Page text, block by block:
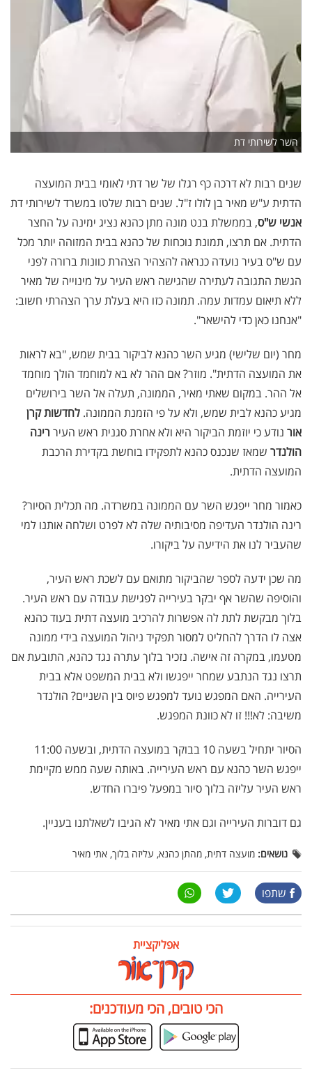
השר לשירותי דת
שנים רבות לא דרכה כף רגלו של שר דתי לאומי בבית המועצה
הדתית ע"ש מאיר בן לולו ז"ל. שנים רבות שלטו במשרד לשירותי דת
אנשי ש"ס, בממשלת בנט מונה מתן כהנא נציג ימינה על החצר
הדתית. אם תרצו, תמונת נוכחות של כהנא בבית המזוהה יותר מכל
עם ש"ס בעיר נועדה כנראה להצהיר הצהרת כוונות ברורה לפני
הגשת התגובה לעתירה שהגישה ראש העיר על מינוייה של מאיר
ללא תיאום עמדות עמה. תמונה כזו היא בעלת ערך הצהרתי חשוב:
"אנחנו כאן כדי להישאר".
מחר (יום שלישי) מגיע השר כהנא לביקור בבית שמש, "בא לראות
את המועצה הדתית". מוזר? אם ההר לא בא למוחמד הולך מוחמד
אל ההר. במקום שאתי מאיר, הממונה, תעלה אל השר בירושלים
מגיע כהנא לבית שמש, ולא על פי הזמנת הממונה. לחדשות קרן
אור נודע כי יוזמת הביקור היא ולא אחרת סגנית ראש העיר רינה
הולנדר שמאז שנכנס כהנא לתפקידו בוחשת בקדירת הרכבת
המועצה הדתית.
כאמור מחר ייפגש השר עם הממונה במשרדה. מה תכלית הסיור?
רינה הולנדר העדיפה מסיבותיה שלה לא לפרט ושלחה אותנו למי
שהעביר לנו את הידיעה על ביקורו.
מה שכן ידעה לספר שהביקור מתואם עם לשכת ראש העיר,
והוסיפה שהשר אף יבקר בעירייה לפגישת עבודה עם ראש העיר.
בלוך מבקשת לתת לה אפשרות להרכיב מועצה דתית בעוד כהנא
אצה לו הדרך להחליט למסור תפקיד ניהול המועצה בידי ממונה
מטעמו, במקרה זה אישה. נזכיר בלוך עתרה נגד כהנא, התובעת אם
תרצו נגד הנתבע שמחר ייפגשו ולא בבית המשפט אלא בבית
העירייה. האם המפגש נועד למפגש פיוס בין השניים? הולנדר
משיבה: לא!!! זו לא כוונת המפגש.
הסיור יתחיל בשעה 10 בבוקר במועצה הדתית, ובשעה 11:00
ייפגש השר כהנא עם ראש העירייה. באותה שעה ממש מקיימת
ראש העיר עליזה בלוך סיור במפעל פיברו החדש.
גם דוברות העירייה וגם אתי מאיר לא הגיבו לשאלתנו בעניין.
נושאים: מועצה דתית, מהתן כהנא, עליזה בלוך, אתי מאיר
שתפו
אפליקציית
הכי טובים, הכי מעודכנים: